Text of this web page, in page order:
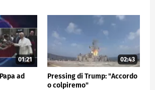
01:21
ad
02:43
Pressing di Trump: "Accordo
o colpiremo"